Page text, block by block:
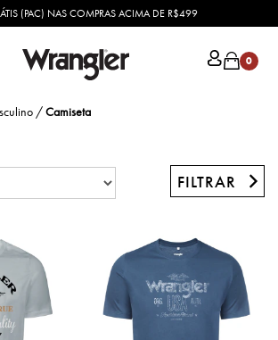
(PAC) NAS COMPRAS ACIMA DE R$499
0
/Camiseta
FILTRAR